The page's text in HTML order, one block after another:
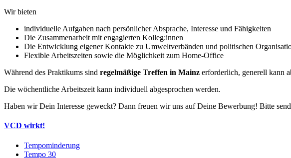
Wir bieten
individuelle Aufgaben nach persönlicher Absprache, Interesse und Fähigkeiten
Die Zusammenarbeit mit engagierten Kolleg:innen
Die Entwicklung eigener Kontakte zu Umweltverbänden und politischen
Flexible Arbeitszeiten sowie die Möglichkeit zum Home-Office
Während des Praktikums sind regelmäßige Treffen in Mainz erforderlich, generell kann
Die wöchentliche Arbeitszeit kann individuell abgesprochen werden.
Haben wir Dein Interesse geweckt? Dann freuen wir uns auf Deine Bewerbung! Bitte
VCD wirkt!
Tempominderung
Tempo 30